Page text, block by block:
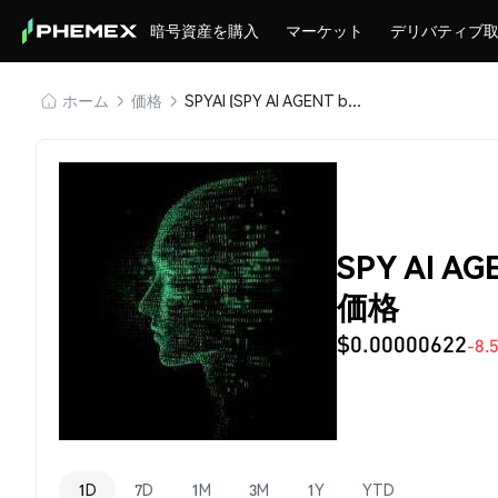
暗号資産を購入 マーケット デリバティブ
ホーム 価格 SPYAI (SPY AI AGENT by Virtuals)
SPY AI
価格
$0.00000622-
1D 7D 1M 3M 1Y YTD